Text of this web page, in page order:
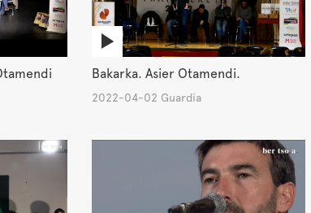
Bakarka. Asier Otamendi.
2022-04-02 Guardia